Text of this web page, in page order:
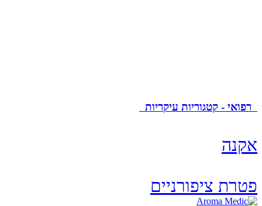
רפואי - קטגוריות עיקריות
אקנה
פטרת ציפורניים